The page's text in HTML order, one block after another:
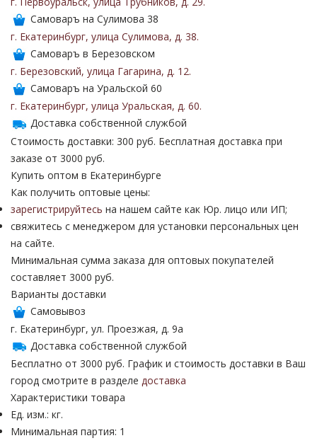
Самоваръ на Сулимова 38
г. Екатеринбург, улица Сулимова, д. 38.
Самоваръ в Березовском
г. Березовский, улица Гагарина, д. 12.
Самоваръ на Уральской 60
г. Екатеринбург, улица Уральская, д. 60.
Доставка собственной службой
Стоимость доставки: 300 руб. Бесплатная доставка при
заказе от 3000 руб.
Купить оптом в Екатеринбурге
Как получить оптовые цены:
зарегистрируйтесь на нашем сайте как Юр. лицо или ИП;
свяжитесь с менеджером для установки персональных цен
на сайте.
Минимальная сумма заказа для оптовых покупателей
составляет 3000 руб.
Варианты доставки
Самовывоз
г. Екатеринбург, ул. Проезжая, д. 9а
Доставка собственной службой
Бесплатно от 3000 руб. График и стоимость доставки в Ваш
город смотрите в разделе доставка
Характеристики товара
Ед. изм.: кг.
Минимальная партия: 1